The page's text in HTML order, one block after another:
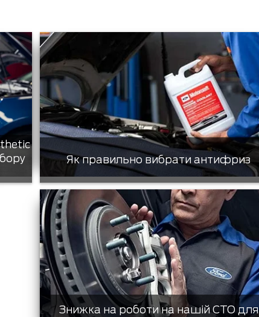
Як правильно вибрати антифриз
Знижка на роботи на нашій СТО для